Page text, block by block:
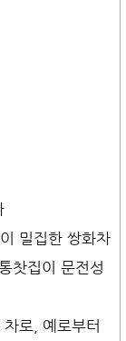
밀집한 쌍화차
찻집이 문전성
로, 예로부터